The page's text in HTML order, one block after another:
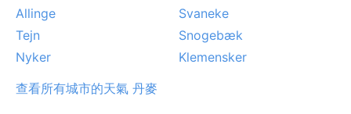
Allinge
Svaneke
Tejn
Snogebæk
Nyker
Klemensker
查看所有城市的天氣 丹麥